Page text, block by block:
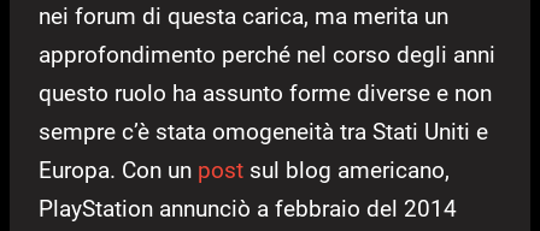
nei forum di questa carica, ma merita un
approfondimento perché nel corso degli anni
questo ruolo ha assunto forme diverse e non
sempre c’è stata omogeneità tra Stati Uniti e
Europa. Con un post sul blog americano,
PlayStation annunciò a febbraio del 2014